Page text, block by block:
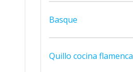
Basque
Quillo cocina flamenca